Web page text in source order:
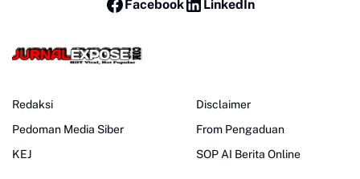
Facebook
LinkedIn
Redaksi
Pedoman Media Siber
KEJ
Disclaimer
From Pengaduan
SOP AI Berita Online